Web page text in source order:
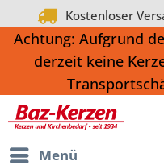
Kostenloser
Achtung: Aufgrund
derzeit keine
Menü